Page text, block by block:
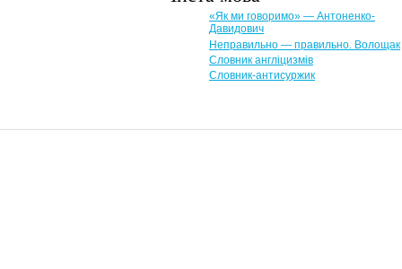
«Як ми говоримо» — Антоненко-
Давидович
Неправильно — правильно. Волощак
Словник англіцизмів
Словник-антисуржик